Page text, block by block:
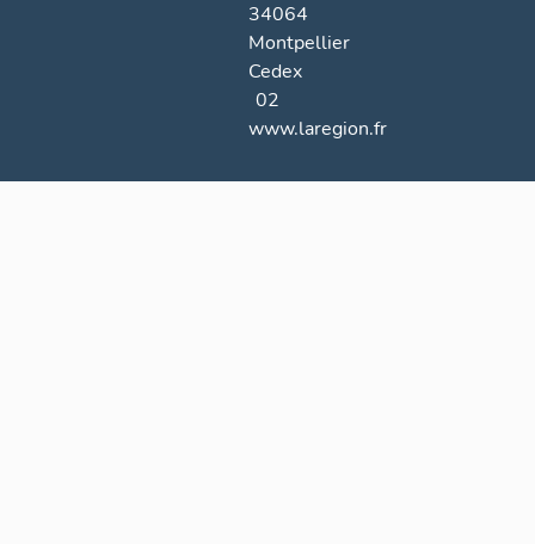
34064
Montpellier
Cedex
02
www.laregion.fr